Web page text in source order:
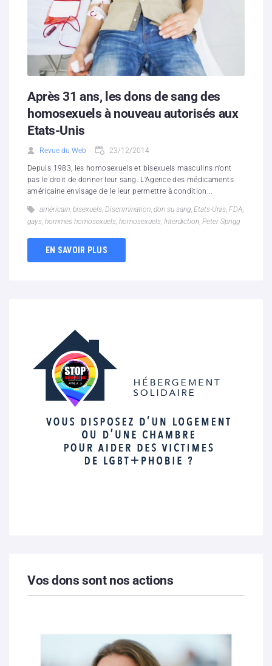
Contacts
Hébergement solidaire
Après 31 ans, les dons de sang des
homosexuels à nouveau autorisés aux
Etats-Unis
Revue du Web 23/12/2014
Depuis 1983, les homosexuels et bisexuels masculins n'ont
pas le droit de donner leur sang. L'Agence des médicaments
américaine envisage de le leur permettre à condition...
américain, bisexuels, Discrimination, don su sang, Etats-Unis, FDA,
gays, hommes homosexuels, homosexuels, Interdiction, Peter Sprigg
EN SAVOIR PLUS
Vos dons sont nos actions